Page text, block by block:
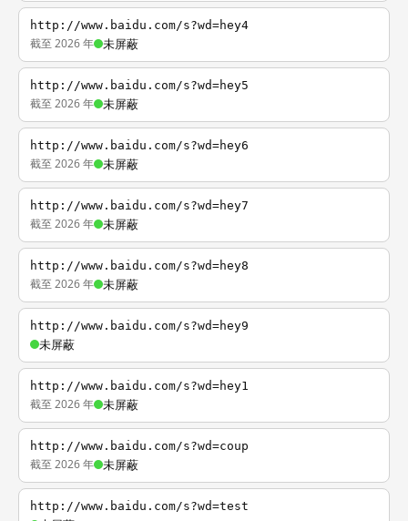
http://www.baidu.com/s?wd=hey4
截至 2026 年 未屏蔽
http://www.baidu.com/s?wd=hey5
截至 2026 年 未屏蔽
http://www.baidu.com/s?wd=hey6
截至 2026 年 未屏蔽
http://www.baidu.com/s?wd=hey7
截至 2026 年 未屏蔽
http://www.baidu.com/s?wd=hey8
截至 2026 年 未屏蔽
http://www.baidu.com/s?wd=hey9
未屏蔽
http://www.baidu.com/s?wd=hey1
截至 2026 年 未屏蔽
http://www.baidu.com/s?wd=coup
截至 2026 年 未屏蔽
http://www.baidu.com/s?wd=test